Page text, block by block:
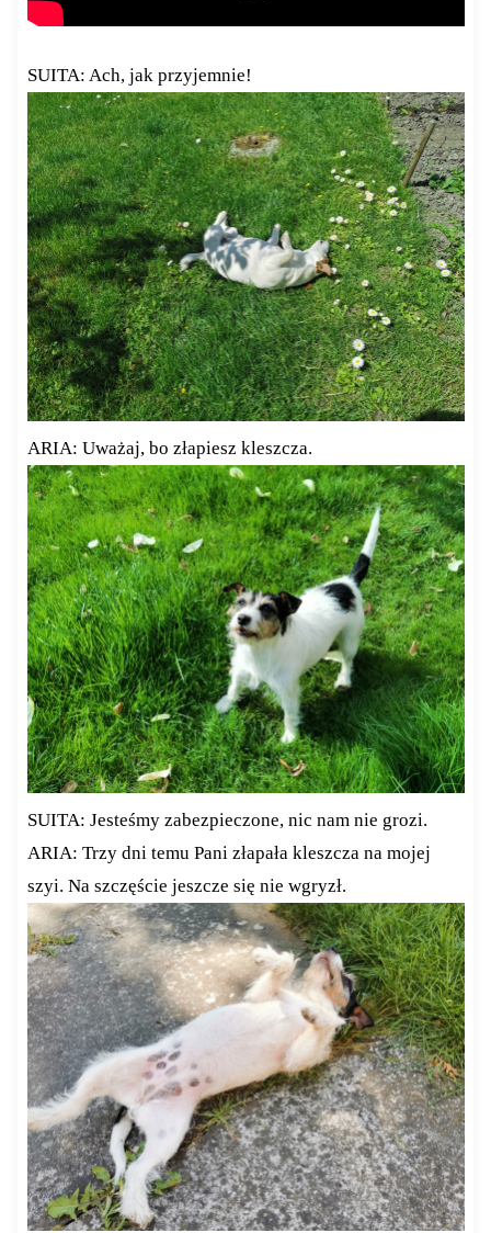
SUITA: Ach, jak przyjemnie!
ARIA: Uważaj, bo złapiesz kleszcza.
SUITA: Jesteśmy zabezpieczone, nic nam nie grozi.
ARIA: Trzy dni temu Pani złapała kleszcza na mojej
szyi. Na szczęście jeszcze się nie wgryzł.